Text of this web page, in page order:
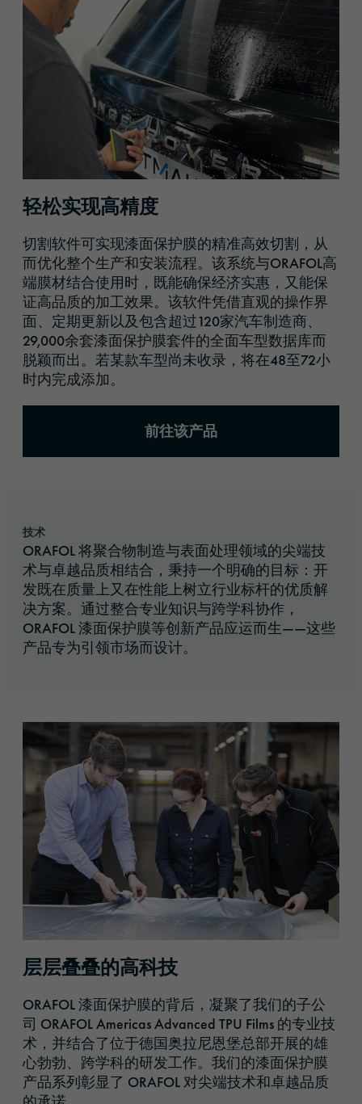
轻松实现高精度
切割软件可实现漆面保护膜的精准高效切割，从
而优化整个生产和安装流程。该系统与ORAFOL高
端膜材结合使用时，既能确保经济实惠，又能保
证高品质的加工效果。该软件凭借直观的操作界
面、定期更新以及包含超过120家汽车制造商、
29,000余套漆面保护膜套件的全面车型数据库而
脱颖而出。若某款车型尚未收录，将在48至72小
时内完成添加。
前往该产品
技术
ORAFOL 将聚合物制造与表面处理领域的尖端技
术与卓越品质相结合，秉持一个明确的目标：开
发既在质量上又在性能上树立行业标杆的优质解
决方案。通过整合专业知识与跨学科协作，
ORAFOL 漆面保护膜等创新产品应运而生——这些
产品专为引领市场而设计。
层层叠叠的高科技
ORAFOL 漆面保护膜的背后，凝聚了我们的子公
司 ORAFOL Americas Advanced TPU Films 的专业技
术，并结合了位于德国奥拉尼恩堡总部开展的雄
心勃勃、跨学科的研发工作。我们的漆面保护膜
产品系列彰显了 ORAFOL 对尖端技术和卓越品质